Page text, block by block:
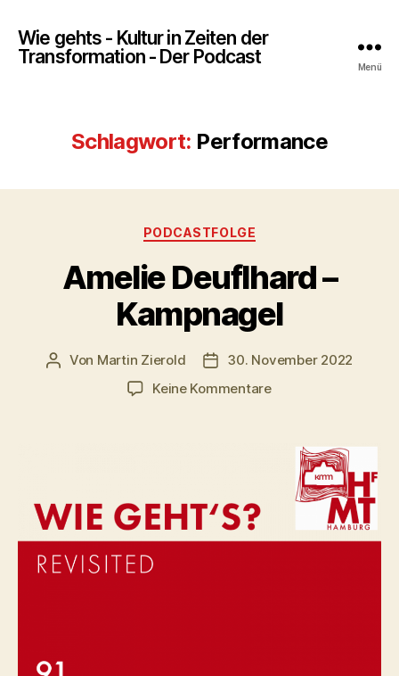
Wie gehts - Kultur in Zeiten der
Transformation - Der Podcast
Menü
Schlagwort: Performance
Kategorien
PODCASTFOLGE
Amelie Deuflhard –
Kampnagel
Beitragsautor
Von Martin Zierold Veröffentlichungsdatum
30. November 2022
Keine Kommentarezu
Kampnagel